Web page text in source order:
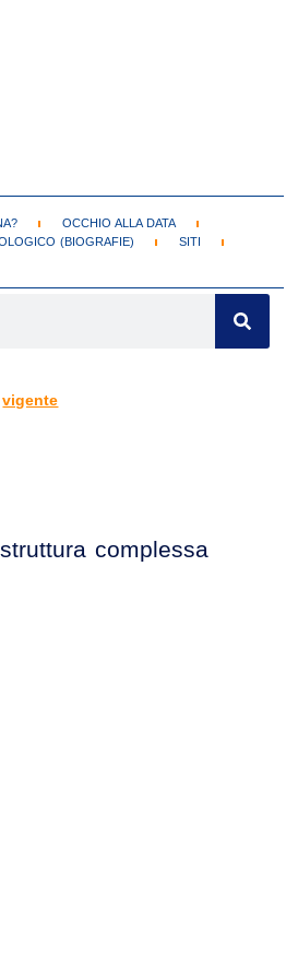
OCCHIO ALLA DATA
(BIOGRAFIE)
SITI
vigente
complessa